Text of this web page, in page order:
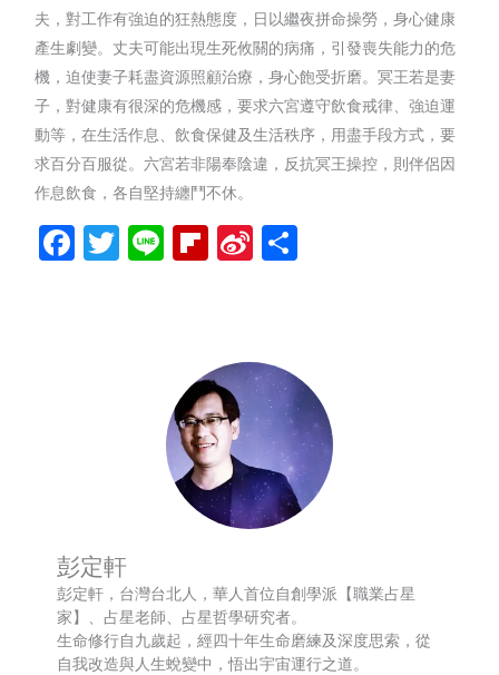
夫，對工作有強迫的狂熱態度，日以繼夜拼命操勞，身心健康
產生劇變。丈夫可能出現生死攸關的病痛，引發喪失能力的危
機，迫使妻子耗盡資源照顧治療，身心飽受折磨。冥王若是妻
子，對健康有很深的危機感，要求六宮遵守飲食戒律、強迫運
動等，在生活作息、飲食保健及生活秩序，用盡手段方式，要
求百分百服從。六宮若非陽奉陰違，反抗冥王操控，則伴侶因
作息飲食，各自堅持纏鬥不休。
Facebook
Twitter
LineFlipboard
Sina
彭定軒
彭定軒，台灣台北人，華人首位自創學派【職業占星
家】、占星老師、占星哲學研究者。
生命修行自九歲起，經四十年生命磨練及深度思索，從
自我改造與人生蛻變中，悟出宇宙運行之道。